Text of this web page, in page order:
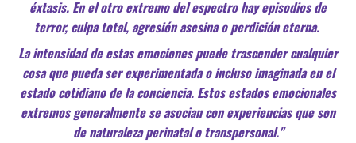
éxtasis. En el otro extremo del espectro hay episodios de
terror, culpa total, agresión asesina o perdición eterna.
La intensidad de estas emociones puede trascender cualquier
cosa que pueda ser experimentada o incluso imaginada en el
estado cotidiano de la conciencia. Estos estados emocionales
extremos generalmente se asocian con experiencias que son
de naturaleza perinatal o transpersonal."